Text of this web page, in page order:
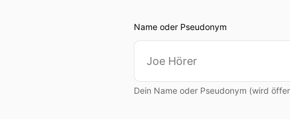
Name oder Pseudonym
Dein Name oder Pseudonym (wird